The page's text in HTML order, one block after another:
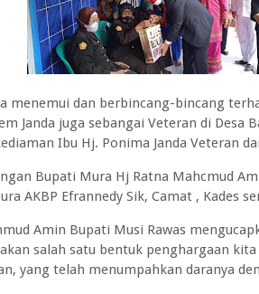
menemui dan berbincang-bincang
Janda juga sebangai Veteran di Desa
Ibu Hj. Ponima Janda Veteran
Bupati Mura Hj Ratna Mahcmud
AKBP Efrannedy Sik, Camat , Kades
Amin Bupati Musi Rawas
salah satu bentuk penghargaan
yang telah menumpahkan daranya